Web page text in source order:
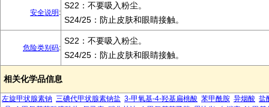
安全说明 :
S22：不要吸入粉尘。
S24/25：防止皮肤和眼睛接触。
危险类别码:
S22：不要吸入粉尘。
S24/25：防止皮肤和眼睛接触。
相关化学品信息
左旋甲状腺素钠 三碘代甲状腺素钠盐 3-甲氧基-4-羟基扁桃酸 苯甲酰胺 异烟酸 盐